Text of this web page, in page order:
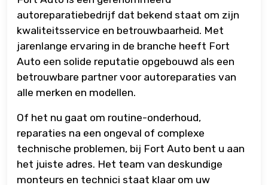
autoreparatiebedrijf dat bekend staat om zijn
kwaliteitsservice en betrouwbaarheid. Met
jarenlange ervaring in de branche heeft Fort
Auto een solide reputatie opgebouwd als een
betrouwbare partner voor autoreparaties van
alle merken en modellen.
Of het nu gaat om routine-onderhoud,
reparaties na een ongeval of complexe
technische problemen, bij Fort Auto bent u aan
het juiste adres. Het team van deskundige
monteurs en technici staat klaar om uw